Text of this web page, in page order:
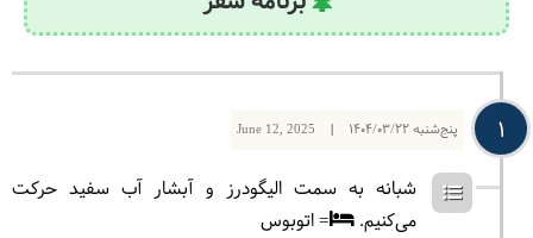
1 پنج‌شنبه June 12, 2025 | 1404/03/22
شبانه به سمت الیگودرز و آبشار آب سفید حرکت
می‌کنیم.
= اتوبوس